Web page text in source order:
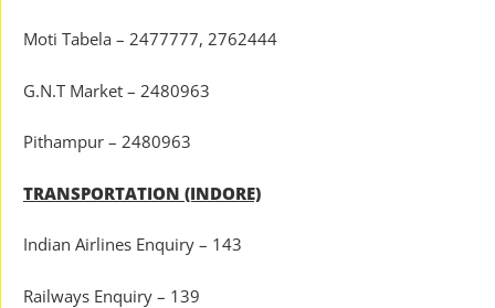
Moti Tabela – 2477777, 2762444
G.N.T Market – 2480963
Pithampur – 2480963
TRANSPORTATION (INDORE)
Indian Airlines Enquiry – 143
Railways Enquiry – 139